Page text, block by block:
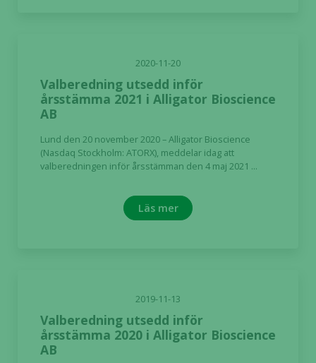
2020-11-20
Valberedning utsedd inför
årsstämma 2021 i Alligator Bioscience
AB
Lund den 20 november 2020 – Alligator Bioscience
(Nasdaq Stockholm: ATORX), meddelar idag att
valberedningen inför årsstämman den 4 maj 2021 ...
Läs mer
2019-11-13
Valberedning utsedd inför
årsstämma 2020 i Alligator Bioscience
AB
att hemsidan
över huvud
fungera.
För att vi ska
kunna
hur hemsidan
används.